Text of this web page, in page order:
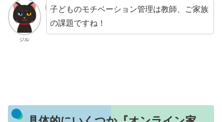
ジル
子どものモチベーション管理は教師、ご家族
の課題ですね！